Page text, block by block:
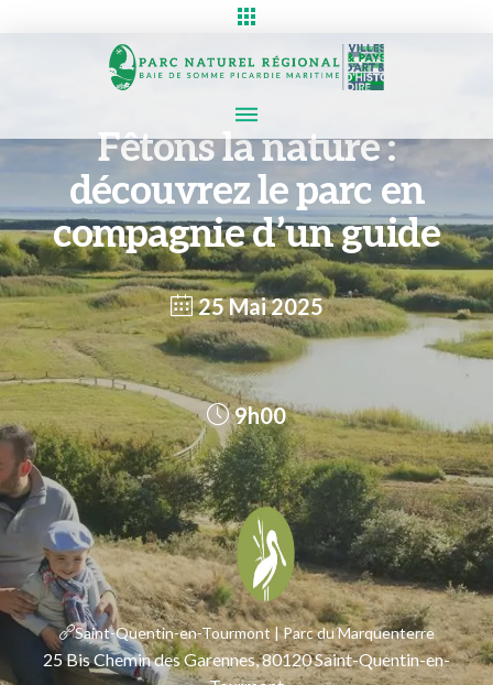
Fêtons la nature :
découvrez le parc en
compagnie d’un guide
25 Mai 2025
9h00
Saint-Quentin-en-Tourmont | Parc du Marquenterre
25 Bis Chemin des Garennes, 80120 Saint-Quentin-en-